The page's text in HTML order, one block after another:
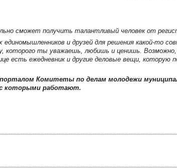
сможет получить талантливый человек от
и друзей для решения какой-то
которого ты уважаешь, любишь и ценишь.
есть ежедневник и другие деловые вещи, которую
Комитеты по делам молодежи
которыми работают.